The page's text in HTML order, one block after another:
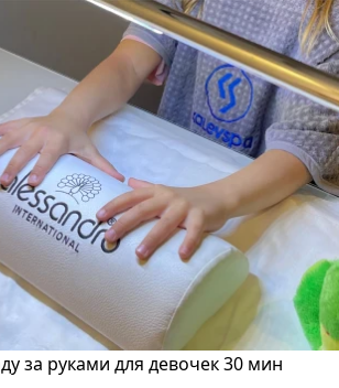
за руками для девочек 30 мин